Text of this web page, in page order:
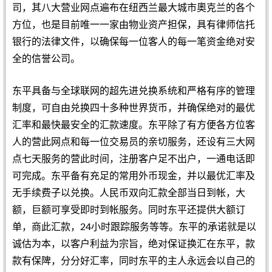
司，其八大营业网点遍布在纽西兰最大城市奧克兰的各个
方位，也是目前唯一一家由物业资产担保，具有律师信托
银行的法律文件，以确保每一位客人的每一笔资金绝对安
全的信誉公司。
东平具备与全球联网的超先进兑换系统和严格有序的管理
制度，可自由兑换四十多种世界货币，并确保绝对的最优
汇率和最快最安全的汇款速度。东平除了有方便各方位客
人的营此网点和每一位交易员的亲切服务，还设有三大网
点七天服务的营此时间，注册客户足不出户，一通电话即
可完成。东平备有充足的常用外币现金，并以最优汇率及
无手续费子以兑换。人民币双向汇款全部当日到帐，大
额，巨额可享受即时到帐服务。同时东平还提供大额订
单，商此汇款，24小时跟踪服务等等。东平的承诺就是以
诚估为本，以客户利益为宗旨，绝对保证换汇在东平，款
款有保陴，分分好汇率，同时东平的主人永远会以自己的